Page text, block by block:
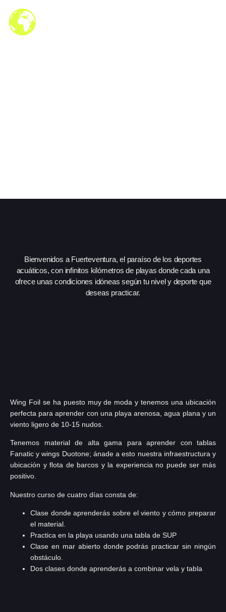
Bienvenidos a Fuerteventura, el paraíso de los deportes
acuáticos, con infinitos kilómetros de playas donde cada una
ofrece unas condiciones idóneas según tu nivel y deporte que
deseas practicar.
Wing Foil se ha puesto muy de moda y tenemos una ubicación
perfecta para aprender con una playa arenosa, agua plana y un
viento ligero de 10-15 nudos.
Tenemos material de alta gama para aprender con tablas
Fanatic y wings Duotone; ánade a esto nuestra infraestructura y
ubicación y flota de barcos y la experiencia no puede ser más
positivo.
Nuestro curso de cuatro días consta de:
Clase donde aprenderás sobre el viento y cómo preparar
el material.
Practica en la playa usando una tabla de SUP
Clase en mar abierto donde podrás practicar sin ningún
obstáculo.
Dos clases donde aprenderás a combinar vela y tabla